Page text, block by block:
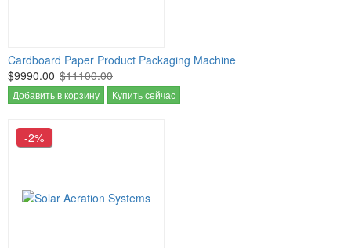
Cardboard Paper Product Packaging Machine
$9990.00 $11100.00
Добавить в корзину Купить сейчас
-2%